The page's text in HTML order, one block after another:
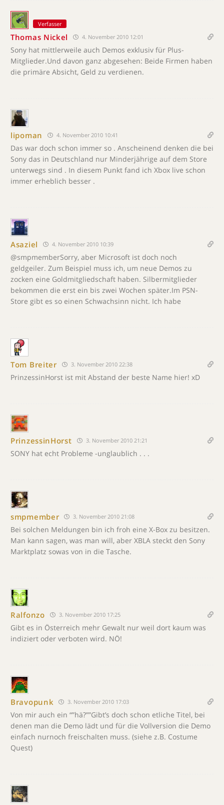
Verfasser
Thomas Nickel 4. November 2010 12:01
Sony hat mittlerweile auch Demos exklusiv für Plus-
Mitglieder.Und davon ganz abgesehen: Beide Firmen haben
die primäre Absicht, Geld zu verdienen.
lipoman 4. November 2010 10:41
Das war doch schon immer so . Anscheinend denken die bei
Sony das in Deutschland nur Minderjährige auf dem Store
unterwegs sind . In diesem Punkt fand ich Xbox live schon
immer erheblich besser .
Asaziel 4. November 2010 10:39
@smpmemberSorry, aber Microsoft ist doch noch
geldgeiler. Zum Beispiel muss ich, um neue Demos zu
zocken eine Goldmitgliedschaft haben. Silbermitglieder
bekommen die erst ein bis zwei Wochen später.Im PSN-
Store gibt es so einen Schwachsinn nicht. Ich habe
Tom Breiter 3. November 2010 22:38
PrinzessinHorst ist mit Abstand der beste Name hier! xD
PrinzessinHorst 3. November 2010 21:21
SONY hat echt Probleme -unglaublich . . .
smpmember 3. November 2010 21:08
Bei solchen Meldungen bin ich froh eine X-Box zu besitzen.
Man kann sagen, was man will, aber XBLA steckt den Sony
Marktplatz sowas von in die Tasche.
Ralfonzo 3. November 2010 17:25
Gibt es in Österreich mehr Gewalt nur weil dort kaum was
indiziert oder verboten wird. NÖ!
Bravopunk 3. November 2010 17:03
Von mir auch ein “”hä?””Gibt’s doch schon etliche Titel, bei
denen man die Demo lädt und für die Vollversion die Demo
einfach nurnoch freischalten muss. (siehe z.B. Costume
Quest)